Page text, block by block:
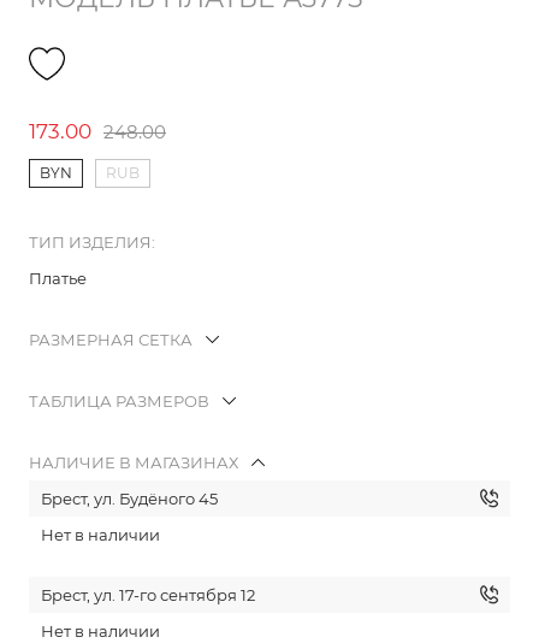
173.00 248.00
BYN RUB
ТИП ИЗДЕЛИЯ:
Платье
РАЗМЕРНАЯ СЕТКА
ТАБЛИЦА РАЗМЕРОВ
НАЛИЧИЕ В МАГАЗИНАХ
Брест, ул. Будёного 45
Нет в наличии
Брест, ул. 17-го сентября 12
Нет в наличии